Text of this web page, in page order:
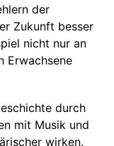
der
Zukunft besser
nicht nur an
Erwachsene
durch
mit Musik und
wirken.